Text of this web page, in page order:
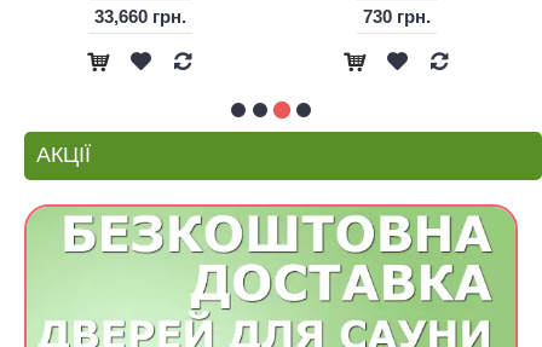
33,660 грн. 730 грн.
АКЦІЇ